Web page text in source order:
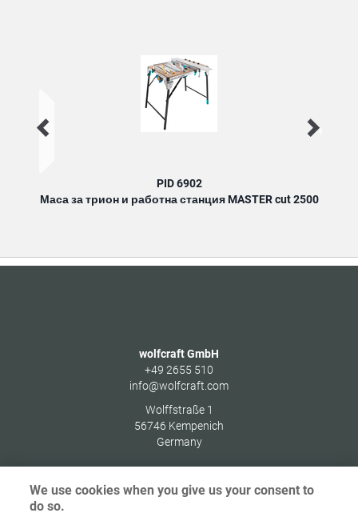
PID 6902
Маса за трион и работна станция MASTER cut 2500
wolfcraft GmbH
+49 2655 510
info@wolfcraft.com
Wolffstraße 1
56746 Kempenich
Germany
We use cookies when you give us your consent to
do so.